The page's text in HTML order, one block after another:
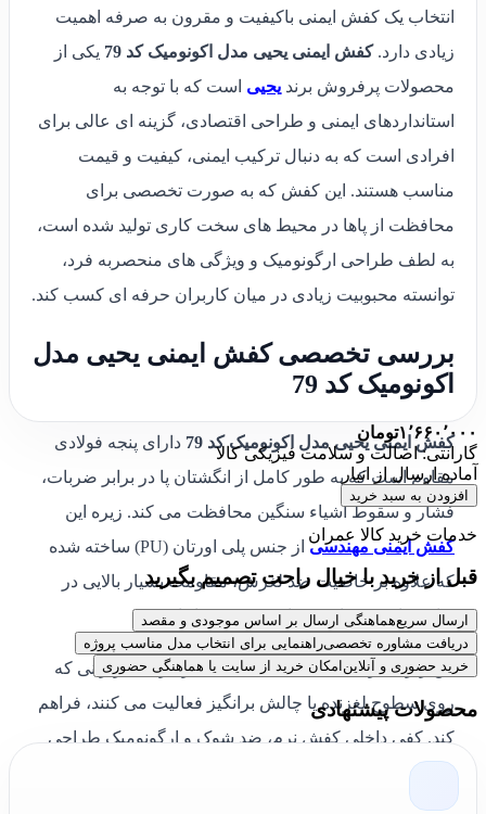
انتخاب یک کفش ایمنی باکیفیت و مقرون به صرفه اهمیت
زیادی دارد.کفش ایمنی یحیی مدل اکونومیک کد 79
یکی از
محصولات پرفروش برند یحیی است که با توجه به
استانداردهای ایمنی و طراحی اقتصادی، گزینه ای عالی برای
افرادی است که به دنبال ترکیب ایمنی، کیفیت و قیمت
مناسب هستند. این کفش که به صورت تخصصی برای
محافظت از پاها در محیط های سخت کاری تولید شده است،
به لطف طراحی ارگونومیک و ویژگی های منحصربه فرد،
توانسته محبوبیت زیادی در میان کاربران حرفه ای کسب کند.
بررسی تخصصی کفش ایمنی یحیی مدل
اکونومیک کد 79
کفش ایمنی یحیی مدل اکونومیک کد 79
دارای پنجه فولادی
مقاوم است که به طور کامل از انگشتان پا در برابر ضربات،
فشار و سقوط اشیاء سنگین محافظت می کند. زیره این
کفش ایمنی مهندسی
از جنس پلی اورتان (PU) ساخته شده
که علاوه بر خاصیت ضد لغزش، مقاومت بسیار بالایی در
برابر سایش، مواد شیمیایی و روغن ها دارد.
این زیره طراحی شده تا امنیت کاملی را برای کاربرانی که
روی سطوح لغزنده یا چالش برانگیز فعالیت می کنند، فراهم
کند. کفی داخلی کفش نرم، ضد شوک و ارگونومیک طراحی
شده است که از خستگی پا در ساعات کاری طولانی
جلوگیری کرده و راحتی فوق العاده ای را به ارمغان می آورد.
۱٬۶۶۰٬۰۰۰تومان
گارانتی: اصالت و سلامت فیزیکی کالا
آماده ارسال از انبار
افزودن به سبد خرید
خدمات خرید کالا عمران
قبل از خرید با خیال راحت تصمیم بگیرید
ارسال سریعهماهنگی ارسال بر اساس موجودی و مقصد
دریافت مشاوره تخصصیراهنمایی برای انتخاب مدل مناسب پروژه
خرید حضوری و آنلاین امکان خرید از سایت یا هماهنگی حضوری
محصولات پیشنهادی